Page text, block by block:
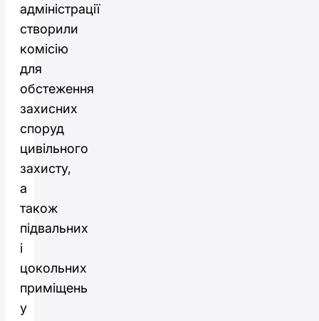
адміністрації
створили
комісію
для
обстеження
захисних
споруд
цивільного
захисту,
а
також
підвальних
і
цокольних
приміщень
у